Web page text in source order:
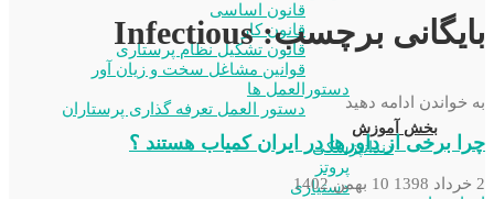
قانون اساسی
قانون کار
قانون تشکیل نظام پرستاری
قوانین مشاغل سخت و زیان آور
دستورالعمل ها
دستور العمل تعرفه گذاری پرستاران
بخش آموزش
دندانپزشکی
پروتز
دستیاری
بایگانی برچسب: Infectious
به خواندن ادامه دهید
چرا برخی از داورها در ایران کمیاب هستند ؟
2 خرداد 1398
10 بهمن 1402